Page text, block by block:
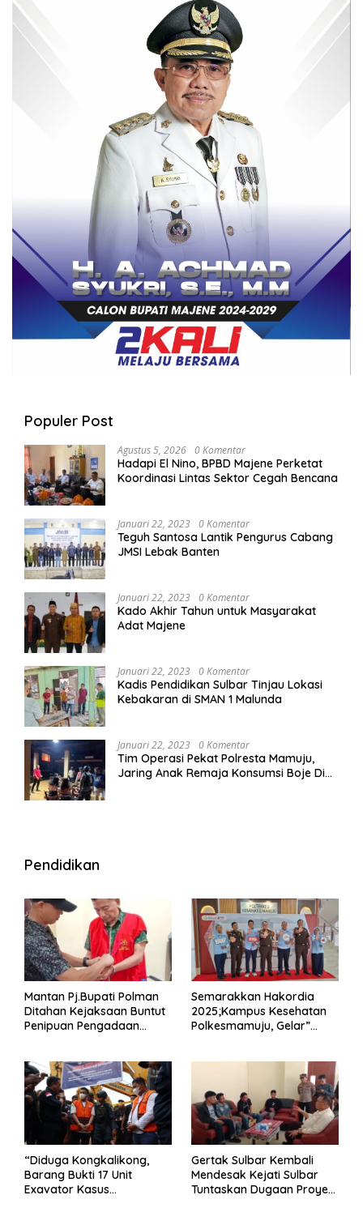
Populer Post
Agustus 5, 2026 0 Komentar
Hadapi El Nino, BPBD Majene Perketat
Koordinasi Lintas Sektor Cegah Bencana
Januari 22, 2023 0 Komentar
Teguh Santosa Lantik Pengurus Cabang
JMSI Lebak Banten
Januari 22, 2023 0 Komentar
Kado Akhir Tahun untuk Masyarakat
Adat Majene
Januari 22, 2023 0 Komentar
Kadis Pendidikan Sulbar Tinjau Lokasi
Kebakaran di SMAN 1 Malunda
Januari 22, 2023 0 Komentar
Tim Operasi Pekat Polresta Mamuju,
Jaring Anak Remaja Konsumsi Boje Di
Pendidikan
Mantan Pj.Bupati Polman
Ditahan Kejaksaan Buntut
Penipuan Pengadaan
Semarakkan Hakordia
2025;Kampus Kesehatan
Polkesmamuju, Gelar”
“Diduga Kongkalikong,
Barang Bukti 17 Unit
Exavator Kasus
Gertak Sulbar Kembali
Mendesak Kejati Sulbar
Tuntaskan Dugaan Proyek